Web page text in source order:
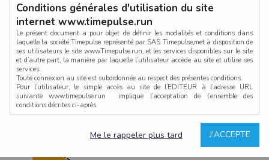
CONNEXION
Conditions générales d'utilisation du site
internet www.timepulse.run
Le présent document a pour objet de définir les modalités et conditions dans
laquelle la société Timepulse représenté par SAS Timepulse,met à disposition de
ses utilisateurs le site www.Timepulse.run, et les services disponibles sur le site
et d’autre part, la manière par laquelle l’utilisateur accède au site et utilise ses
services.
Toute connexion au site est subordonnée au respect des présentes conditions.
Pour l’utilisateur, le simple accès au site de l’EDITEUR à l’adresse URL
suivante www.timepulse.run implique l’acceptation de l’ensemble des
conditions décrites ci-après.
La structure générale du site www.timepulse.run, par quelque procédé que ce
soit, sans l'autorisation préalable et par écrit de Fourcherot Mickael et/ou de ses
J'ACCEPTE
Me le rappeler plus tard